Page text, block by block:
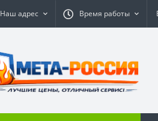
Наш адрес Время работы